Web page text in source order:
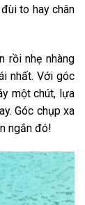
to hay chân
rồi nhẹ nhàng
nhất. Với góc
một chút, lựa
Góc chụp xa
ngắn đó!